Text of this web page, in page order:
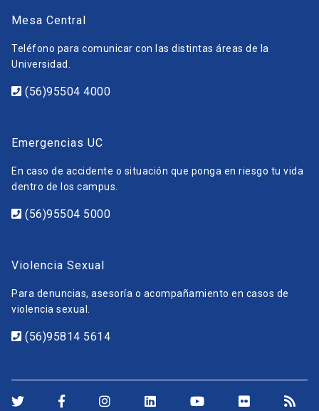
Mesa Central
Teléfono para comunicar con las distintas áreas de la
Universidad.
(56)95504 4000
Emergencias UC
En caso de accidente o situación que ponga en riesgo tu vida
dentro de los campus.
(56)95504 5000
Violencia Sexual
Para denuncias, asesoría o acompañamiento en casos de
violencia sexual.
(56)95814 5614